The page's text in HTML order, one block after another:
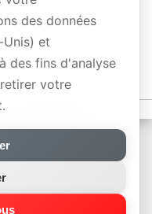
confidentialité
des données
Unis) et
des fins d'analyse
votre